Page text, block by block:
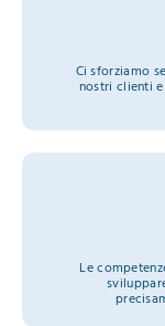
Ci sforziamo
nostri clienti
Le